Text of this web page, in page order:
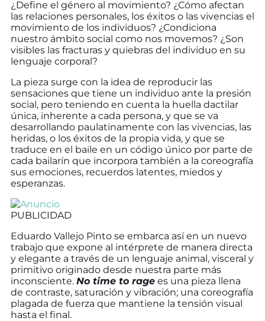
¿Define el género al movimiento? ¿Cómo afectan
las relaciones personales, los éxitos o las vivencias el
movimiento de los individuos? ¿Condiciona
nuestro ámbito social como nos movemos? ¿Son
visibles las fracturas y quiebras del individuo en su
lenguaje corporal?
La pieza surge con la idea de reproducir las
sensaciones que tiene un individuo ante la presión
social, pero teniendo en cuenta la huella dactilar
única, inherente a cada persona, y que se va
desarrollando paulatinamente con las vivencias, las
heridas, o los éxitos de la propia vida, y que se
traduce en el baile en un código único por parte de
cada bailarín que incorpora también a la coreografía
sus emociones, recuerdos latentes, miedos y
esperanzas.
PUBLICIDAD
Eduardo Vallejo Pinto se embarca así en un nuevo
trabajo que expone al intérprete de manera directa
y elegante a través de un lenguaje animal, visceral y
primitivo originado desde nuestra parte más
inconsciente. No time to rage es una pieza llena
de contraste, saturación y vibración; una coreografía
plagada de fuerza que mantiene la tensión visual
hasta el final.